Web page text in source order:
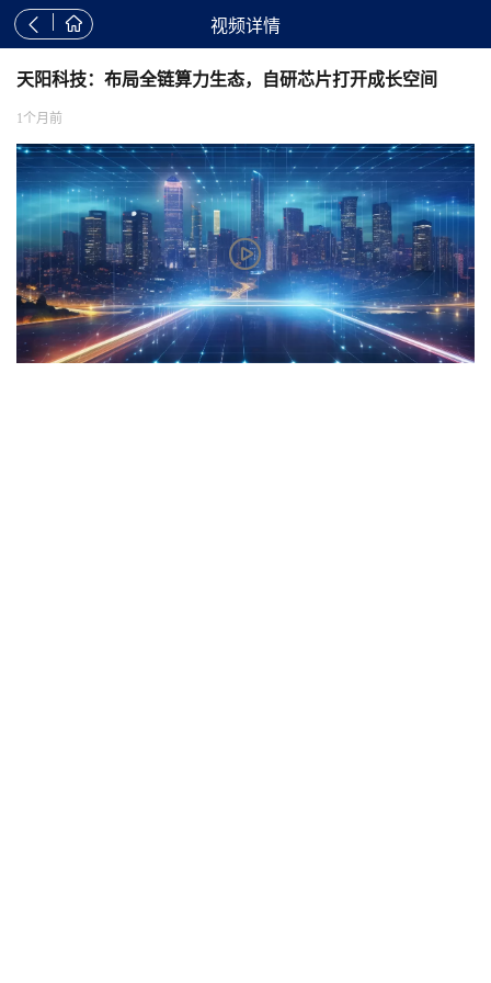
  视频详情
天阳科技：布局全链算力生态，自研芯片打开成长空间
1个月前
